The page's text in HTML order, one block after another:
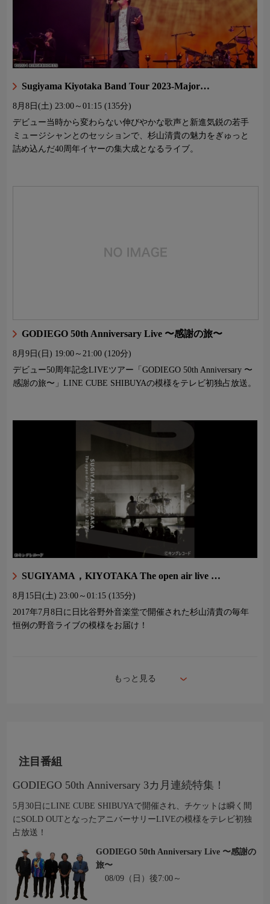
Sugiyama Kiyotaka Band Tour 2023-Major…
8月8日(土)23:00～01:15 (135分)
デビュー当時から変わらない伸びやかな歌声と新進気鋭の若手
ミュージシャンとのセッションで、杉山清貴の魅力をぎゅっと
詰め込んだ40周年イヤーの集大成となるライブ。
GODIEGO 50th Anniversary Live 〜感謝の旅〜
8月9日(日) 19:00～21:00 (120分)
デビュー50周年記念LIVEツアー「GODIEGO 50th Anniversary 〜
感謝の旅〜」LINE CUBE SHIBUYAの模様をテレビ初独占放送。
SUGIYAMA，KIYOTAKA The open air live …
8月15日(土)23:00～01:15 (135分)
2017年7月8日に日比谷野外音楽堂で開催された杉山清貴の毎年
恒例の野音ライブの模様をお届け！
もっと見る
注目番組
GODIEGO 50th Anniversary 3カ月連続特集！
5月30日にLINE CUBE SHIBUYAで開催され、チケットは瞬く間
にSOLD OUTとなったアニバーサリーLIVEの模様をテレビ初独
占放送！
GODIEGO 50th Anniversary Live 〜感謝の
旅〜
08/09（日）後7:00～